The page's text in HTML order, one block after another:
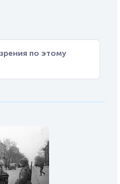
по этому